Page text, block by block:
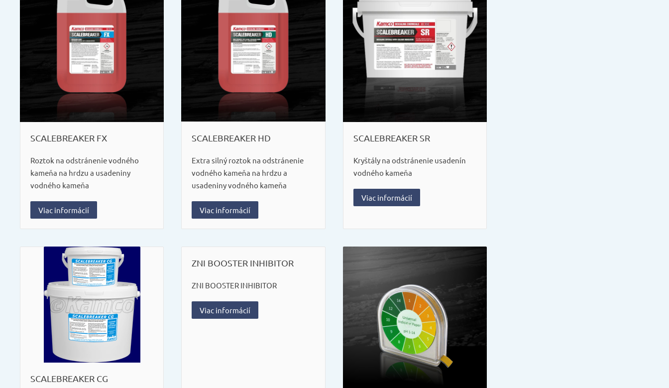
SCALEBREAKER FX
Roztok na odstránenie vodného
kameňa na hrdzu a usadeniny
vodného kameňa
Viac informácií
SCALEBREAKER HD
Extra silný roztok na odstránenie
vodného kameňa na hrdzu a
usadeniny vodného kameňa
Viac informácií
SCALEBREAKER SR
Kryštály na odstránenie usadenín
vodného kameňa
Viac informácií
SCALEBREAKER CG
ZNI BOOSTER INHIBITOR
ZNI BOOSTER INHIBITOR
Viac informácií